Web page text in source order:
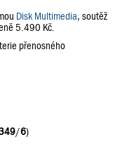
Disk Multimedia, soutěž
5.490 Kč.
přenosného
/6)